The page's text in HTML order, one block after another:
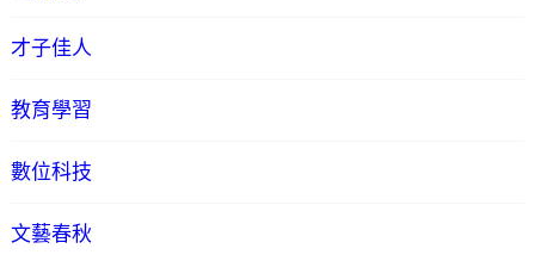
才子佳人
教育學習
數位科技
文藝春秋